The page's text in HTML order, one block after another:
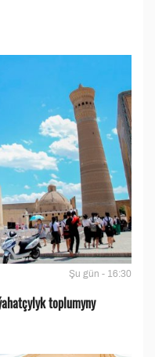
Şu gün - 16:30
toplumyny